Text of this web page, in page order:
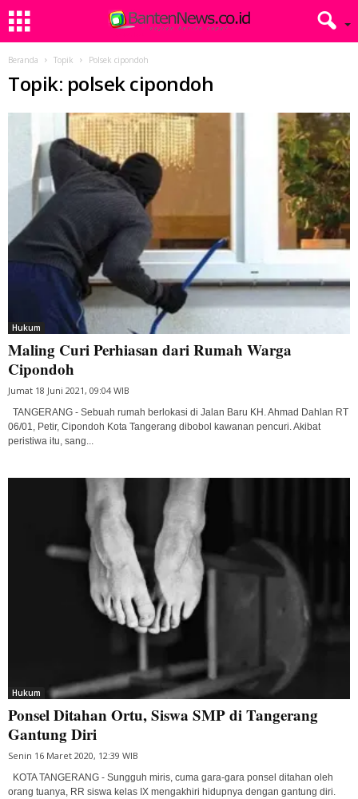
Beranda Topik Polsek cipondoh
Topik: polsek cipondoh
Hukum
Maling Curi Perhiasan dari Rumah Warga
Cipondoh
Jumat 18 Juni 2021, 09:04 WIB
TANGERANG - Sebuah rumah berlokasi di Jalan Baru KH. Ahmad Dahlan RT
06/01, Petir, Cipondoh Kota Tangerang dibobol kawanan pencuri. Akibat
peristiwa itu, sang...
Hukum
Ponsel Ditahan Ortu, Siswa SMP di Tangerang
Gantung Diri
Senin 16 Maret 2020, 12:39 WIB
KOTA TANGERANG - Sungguh miris, cuma gara-gara ponsel ditahan oleh
orang tuanya, RR siswa kelas IX mengakhiri hidupnya dengan gantung diri.